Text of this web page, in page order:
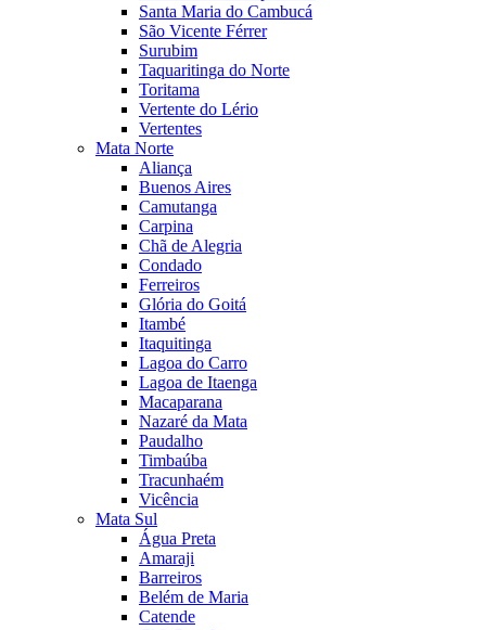
Santa Maria do Cambucá
São Vicente Férrer
Surubim
Taquaritinga do Norte
Toritama
Vertente do Lério
Vertentes
Mata Norte
Aliança
Buenos Aires
Camutanga
Carpina
Chã de Alegria
Condado
Ferreiros
Glória do Goitá
Itambé
Itaquitinga
Lagoa do Carro
Lagoa de Itaenga
Macaparana
Nazaré da Mata
Paudalho
Timbaúba
Tracunhaém
Vicência
Mata Sul
Água Preta
Amaraji
Barreiros
Belém de Maria
Catende